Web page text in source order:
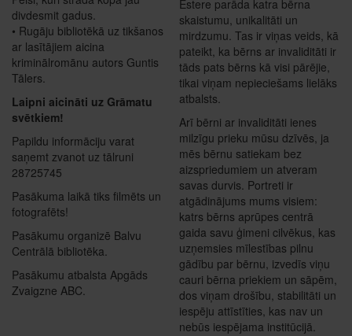
divdesmit gadus.
• Rugāju bibliotēkā uz tikšanos
ar lasītājiem aicina
kriminālromānu autors Guntis
Tālers.
Laipni aicināti uz Grāmatu
svētkiem!
Papildu informāciju varat
saņemt zvanot uz tālruni
28725745
Pasākuma laikā tiks filmēts un
fotografēts!
Pasākumu organizē Balvu
Centrālā bibliotēka.
Pasākumu atbalsta Apgāds
Zvaigzne ABC.
Ēstere parāda katra bērna
skaistumu, unikalitāti un
mirdzumu. Tas ir viņas veids, kā
pateikt, ka bērns ar invaliditāti ir
tāds pats bērns kā visi pārējie,
tikai viņam nepieciešams lielāks
atbalsts.
Arī bērni ar invaliditāti ienes
milzīgu prieku mūsu dzīvēs, ja
mēs bērnu satiekam bez
aizspriedumiem un atveram
savas durvis. Portreti ir
atgādinājums mums visiem:
katrs bērns aprūpes centrā
gaida savu ģimeni cilvēkus, kas
uzņemsies mīlestības pilnu
gādību par bērnu, izvedīs viņu
cauri bērna priekiem un sāpēm,
dos viņam drošību, stabilitāti un
iespēju attīstīties, kas nav un
nebūs iespējama institūcijā.